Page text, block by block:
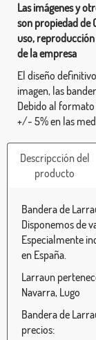
Las imágenes y
son propiedad de
uso,
de la empresa
El diseño
imagen, las
Debido al
+/- 5% en las
Descripcción del
producto
Bandera de
Disponemos de
Especialmente
en España.
Larraun
Navarra, Lugo
Bandera de
precios: